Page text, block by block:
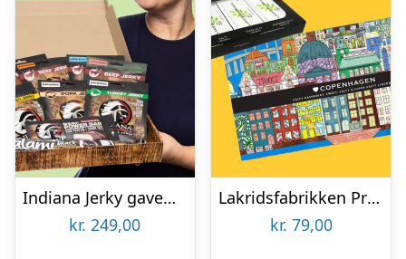
Indiana Jerky gaveæske
kr. 249,00
Lakridsfabrikken Premiumlakrids – Copenhagen
kr. 79,00